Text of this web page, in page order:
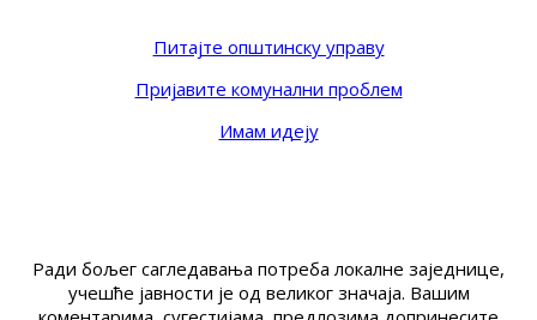
Питајте општинску управу
Пријавите комунални проблем
Имам идеју
Ради бољег сагледавања потреба локалне заједнице,
учешће јавности је од великог значаја. Вашим